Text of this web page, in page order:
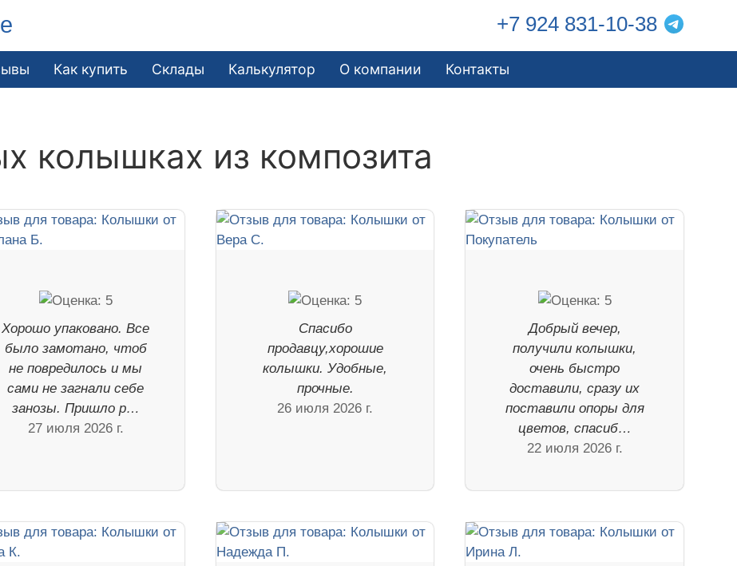
+7 924 831-10-38
Как купить Склады Калькулятор О компании Контакты
колышках из композита
Хорошо упаковано. Все
было замотано, чтоб
не повредилось и мы
сами не загнали себе
занозы. Пришло р…
27 июля 2026 г.
Спасибо
продавцу,хорошие
колышки. Удобные,
прочные.
26 июля 2026 г.
Добрый вечер,
получили колышки,
очень быстро
доставили, сразу их
поставили опоры для
цветов, спасиб…
22 июля 2026 г.